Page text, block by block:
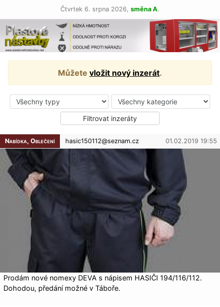
Čtvrtek 6. srpna 2026, směna A.
Můžete vložit nový inzerát.
Nabídka, Oblečení hasic150112@seznam.cz 01.02.2019 19:55
Prodám nové nomexy DEVA s nápisem HASIČI 194/116/112.
Dohodou, předání možné v Táboře.